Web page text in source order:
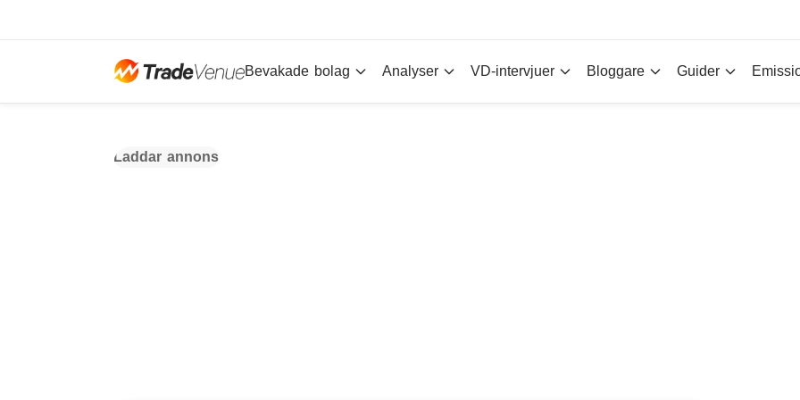
Bevakade bolag Analyser VD-intervjuer Bloggare Guider
Laddar annons